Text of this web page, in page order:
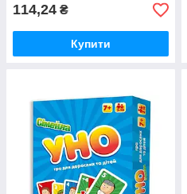
114,24 ₴
Купити